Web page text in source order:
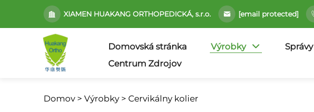
XIAMEN HUAKANG ORTHOPEDICKÁ, s.r.o. [email protected]
Domovská stránka Výrobky Správy
Centrum Zdrojov
Domov > Výrobky > Cervikálny kolier